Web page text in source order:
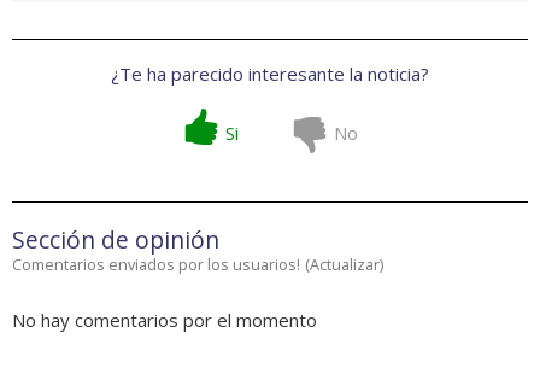
¿Te ha parecido interesante la noticia?
Si No
Sección de opinión
Comentarios enviados por los usuarios! (Actualizar)
No hay comentarios por el momento